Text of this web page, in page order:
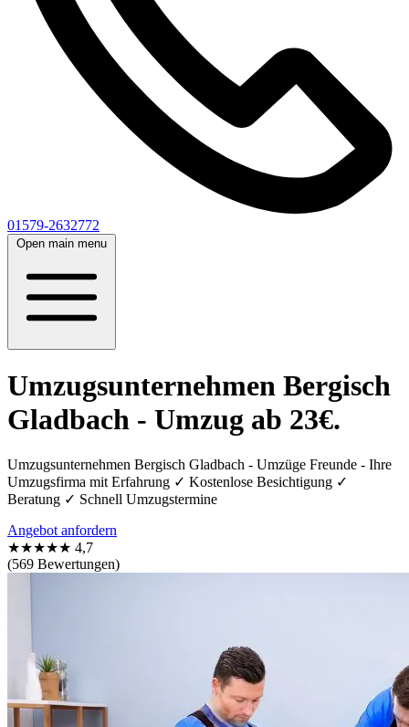
01579-2632772
Open main menu
Umzugsunternehmen Bergisch
Gladbach - Umzug ab 23€.
Umzugsunternehmen Bergisch Gladbach - Umzüge Freunde - Ihre
Umzugsfirma mit Erfahrung ✓ Kostenlose Besichtigung ✓
Beratung ✓ Schnell Umzugstermine
Angebot anfordern
★★★★★ 4,7
(569 Bewertungen)